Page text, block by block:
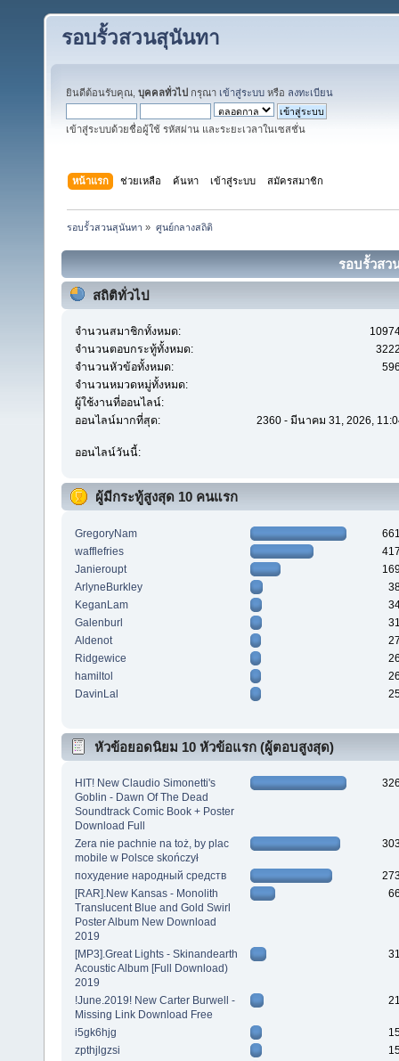
รอบรั้วสวนสุนันทา
ยินดีต้อนรับคุณ, บุคคลทั่วไป กรุณา เข้าสู่ระบบ หรือ ลงทะเบียน
เข้าสู่ระบบด้วยชื่อผู้ใช้ รหัสผ่าน และระยะเวลาในเซสชั่น
หน้าแรก ช่วยเหลือ ค้นหา เข้าสู่ระบบ สมัครสมาชิก
รอบรั้วสวนสุนันทา » ศูนย์กลางสถิติ
รอบรั้วสว
สถิติทั่วไป
จำนวนสมาชิกทั้งหมด:
จำนวนตอบกระทู้ทั้งหมด:
จำนวนหัวข้อทั้งหมด:
จำนวนหมวดหมู่ทั้งหมด:
ผู้ใช้งานที่ออนไลน์:
ออนไลน์มากที่สุด:
2360 - มีนาคม 31, 2026,
ออนไลน์วันนี้:
ผู้มีกระทู้สูงสุด 10 คนแรก
GregoryNam
wafflefries
Janieroupt
ArlyneBurkley
KeganLam
Galenburl
Aldenot
Ridgewice
hamiltol
DavinLal
หัวข้อยอดนิยม 10 หัวข้อแรก (ผู้ตอบสูงสุด)
HIT! New Claudio Simonetti's
Goblin - Dawn Of The Dead
Soundtrack Comic Book + Poster
Download Full
Zera nie pachnie na toż, by plac
mobile w Polsce skończył
похудение народный средств
[RAR].New Kansas - Monolith
Translucent Blue and Gold Swirl
Poster Album New Download
2019
[MP3].Great Lights - Skinandearth
Acoustic Album [Full Download)
2019
!June.2019! New Carter Burwell -
Missing Link Download Free
i5gk6hjg
zpthjlgzsi